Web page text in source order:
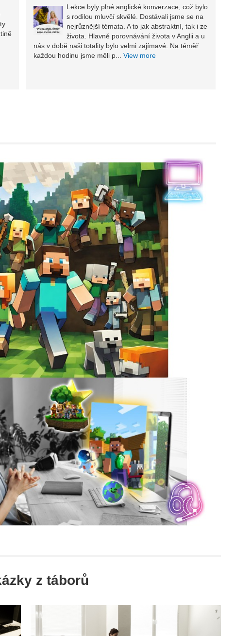
Lekce byly plné anglické konverzace, což bylo
s rodilou mluvčí skvělé. Dostávali jsme se na
nejrůznější témata. A to jak abstraktní, tak i ze
života. Hlavně porovnávání života v Anglii a u
nás v době naši totality bylo velmi zajímavé. Na téměř
každou hodinu jsme měli p...View more
z táborů